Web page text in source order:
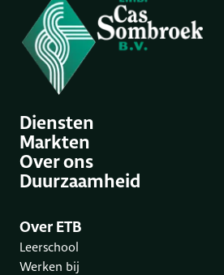
Diensten
Markten
Over ons
Duurzaamheid
Over ETB
Leerschool
Werken bij